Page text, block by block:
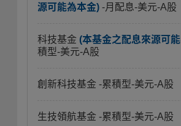
源可能為本金) -月配息-美元-A股
科技基金 (本基金之配息來源可
積型-美元-A股
創新科技基金 -累積型-美元-A股
生技領航基金 -累積型-美元-A股